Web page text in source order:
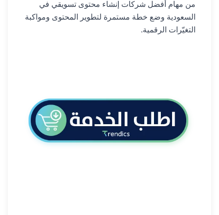
من مهام أفضل شركات إنشاء محتوى تسويقي في
السعودية وضع خطة مستمرة لتطوير المحتوى ومواكبة
التغيّرات الرقمية.